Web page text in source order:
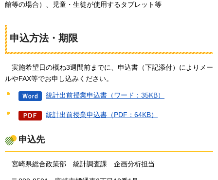
館等の場合）、児童・生徒が使用するタブレット等
申込方法・期限
実施希望日の概ね3週間前までに、申込書（下記添付）によりメー
ルやFAX等でお申し込みください。
統計出前授業申込書（ワード：35KB）
統計出前授業申込書（PDF：64KB）
申込先
宮崎県総合政策部 統計調査課 企画分析担当